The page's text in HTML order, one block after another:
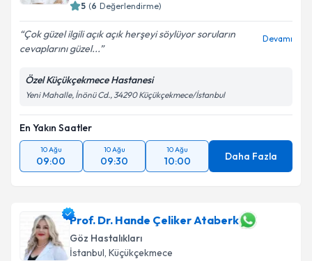
5 (6 Değerlendirme)
Çok güzel ilgili açık açık herşeyi söylüyor soruların
cevaplarını güzel...
Devamı
Özel Küçükçekmece Hastanesi
Yeni Mahalle, İnönü Cd., 34290 Küçükçekmece/İstanbul
En Yakın Saatler
10 Ağu
09:00
10 Ağu
09:30
10 Ağu
10:00 Daha Fazla
Prof. Dr. Hande Çeliker Ataberk
Göz Hastalıkları
İstanbul, Küçükçekmece